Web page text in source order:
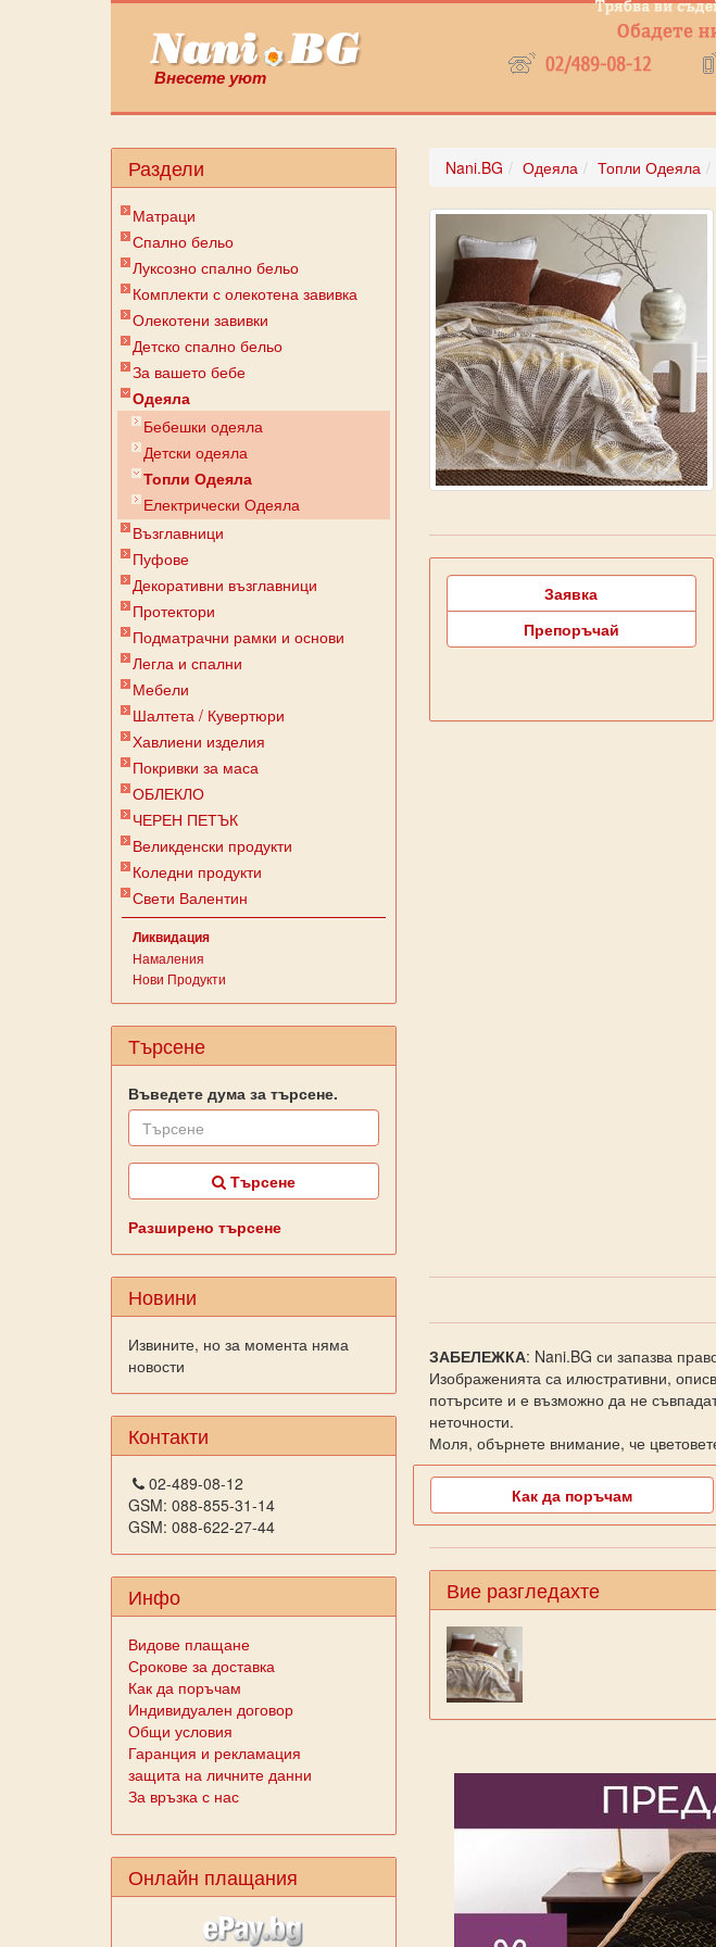
Внесете уют
Раздели
Матраци
Спално бельо
Луксозно спално бельо
Комплекти с олекотена завивка
Олекотени завивки
Детско спално бельо
За вашето бебе
Одеяла
Бебешки одеяла
Детски одеяла
Топли Одеяла
Електрически Одеяла
Възглавници
Пуфове
Декоративни възглавници
Протектори
Подматрачни рамки и основи
Легла и спални
Мебели
Шалтета / Кувертюри
Хавлиени изделия
Покривки за маса
ОБЛЕКЛО
ЧЕРЕН ПЕТЪК
Великденски продукти
Коледни продукти
Свети Валентин
Ликвидация
Намаления
Нови Продукти
Търсене
Въведете дума за търсене.
Търсене
Разширено търсене
Новини
Извините, но за момента няма
новости
Контакти
02-489-08-12
GSM: 088-855-31-14
GSM: 088-622-27-44
Инфо
Видове плащане
Срокове за доставка
Как да поръчам
Индивидуален договор
Общи условия
Гаранция и рекламация
защита на личните данни
За връзка с нас
Онлайн плащания
Nani.BG Одеяла Топли Одеяла
Заявка
Препоръчай
ЗАБЕЛЕЖКА: Nani.BG си запазва
Изображенията са илюстративни,
потърсите и е възможно да не
неточности.
Моля, обърнете внимание, че
Как да поръчам
Вие разгледахте